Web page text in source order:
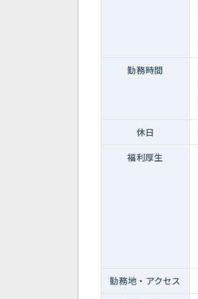
勤務時間
休日
福利厚生
勤務地・ アクセス